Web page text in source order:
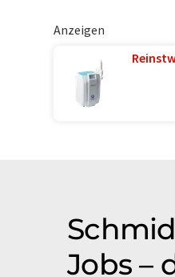
Anzeigen
Jobs –